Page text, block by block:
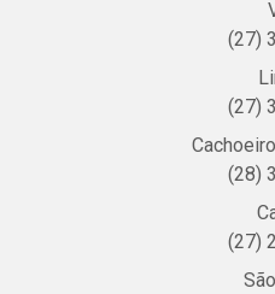
(27)
(27)
(28)
(27)